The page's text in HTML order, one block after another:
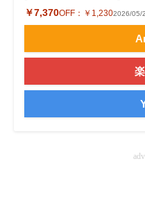
企業向けIT製品の総合サイト
製造業のIT導入・活用を支援
モノづくり技術者専門サイト
￥7,370OFF： ￥1,2302026/05/